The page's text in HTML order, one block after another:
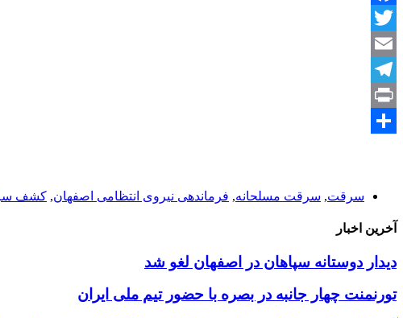
Facebook
Twitter
Email
Telegram
Print
سرقت, سرقت مسلحانه, فرماندهی نیروی انتظامی اصفهان, کشف
آخرین اخبار
دیدار دوستانه سپاهان در اصفهان لغو شد
تورنمنت چهار جانبه در بصره با حضور تیم ملی ایران